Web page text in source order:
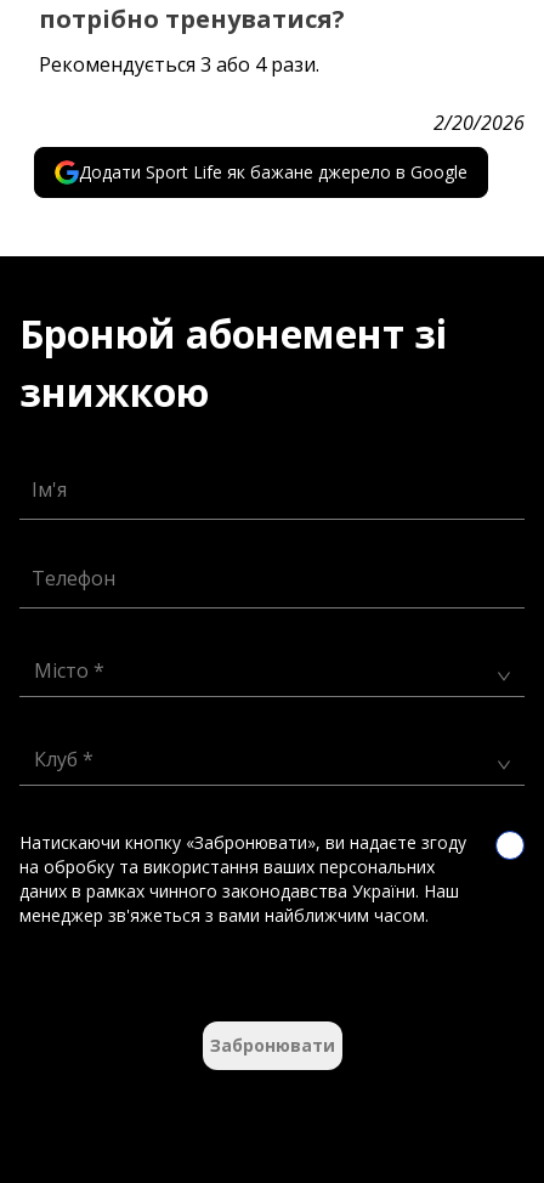
потрібно тренуватися?
Рекомендується 3 або 4 рази.
2/20/2026
Додати Sport Life як бажане джерело в Google
Бронюй абонемент зі
знижкою
Ім'я
Телефон
Місто *
Клуб *
Натискаючи кнопку «Забронювати», ви надаєте згоду
на обробку та використання ваших персональних
даних в рамках чинного законодавства України. Наш
менеджер зв'яжеться з вами найближчим часом.
Забронювати